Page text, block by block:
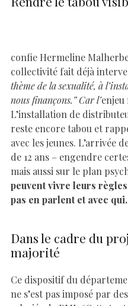
confie Hermeline
collectivité fait déjà
thème de la sexualité, à
nous finançons.” Car l’enjeu
L’installation de
reste encore tabou et
avec les jeunes. L’arrivée
de 12 ans – engendre
mais aussi sur le plan
peuvent vivre leurs
pas en parlent et avec qui.
Dans le cadre du
majorité
Ce dispositif du
ne s’est pas imposé par